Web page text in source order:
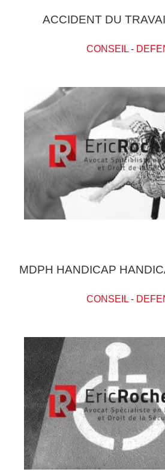
ACCIDENT DU
CONSEIL-
MDPH HANDICAP
CONSEIL-